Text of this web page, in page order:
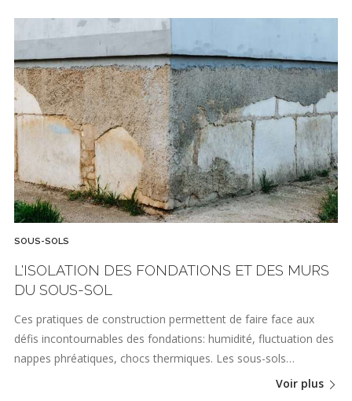
SOUS-SOLS
L'ISOLATION DES FONDATIONS ET DES MURS
DU SOUS-SOL
Ces pratiques de construction permettent de faire face aux
défis incontournables des fondations: humidité, fluctuation des
nappes phréatiques, chocs thermiques. Les sous-sols…
Voir plus